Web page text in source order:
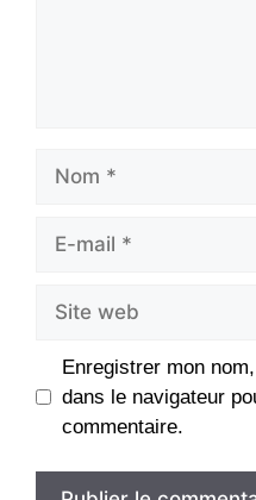
Nom
Site
web
Enregistrer mon
dans le navigateur
commentaire.